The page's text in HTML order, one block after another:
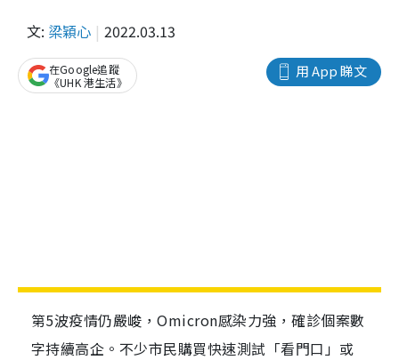
文: 梁穎心 2022.03.13
用 App 睇文
在Google追蹤
《UHK 港生活》
第5波疫情仍嚴峻，Omicron感染力強，確診個案數
字持續高企。不少市民購買快速測試「看門口」或